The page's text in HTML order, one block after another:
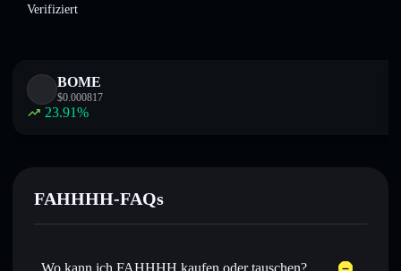
Verifiziert
BOME
$0.000817
23.91%
FAHHHH-FAQs
Wo kann ich FAHHHH kaufen oder tauschen?